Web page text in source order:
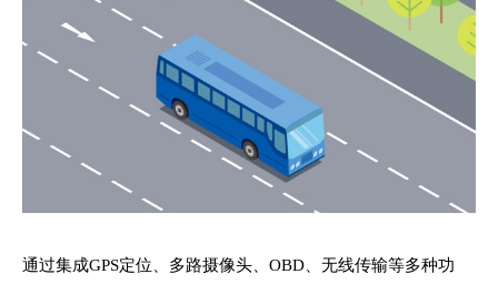
通过集成GPS定位、多路摄像头、OBD、无线传输等多种功